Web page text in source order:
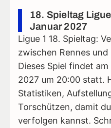
18. Spieltag
Januar 2027
Ligue 1 18. Spieltag:
zwischen Rennes
Dieses Spiel findet
2027 um 20:00 statt.
Statistiken,
Torschützen, damit
verfolgen kannst.